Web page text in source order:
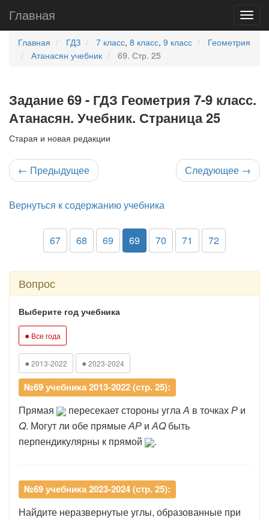
Главная
Главная ГДЗ 7 класс, 8 класс, 9 класс
Геометрия
Атанасян учебник
69. Стр. 25
Задание 69 - ГДЗ Геометрия 7-9 класс.
Атанасян. Учебник. Страница 25
Старая и новая редакции
← Предыдущее Следующее →
Вернуться к содержанию учебника
67 68 69 69 70 71 72
Вопрос
Выберите год учебника
● Все года
● 2013-2022 ● 2023-2024
№69 учебника 2013-2022 (стр. 25):
Прямая пересекает стороны углаА в точкахР и
Q. Могут ли обе прямыеАР иАQбыть
перпендикулярны к прямой
.
№69 учебника 2023-2024 (стр. 25):
Найдите неразвернутые углы, образованные при